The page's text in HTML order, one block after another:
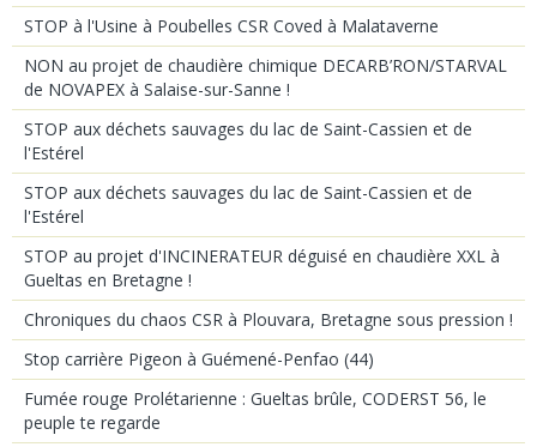
STOP à l'Usine à Poubelles CSR Coved à Malataverne
NON au projet de chaudière chimique DECARB’RON/STARVAL
de NOVAPEX à Salaise-sur-Sanne !
STOP aux déchets sauvages du lac de Saint-Cassien et de
l'Estérel
STOP aux déchets sauvages du lac de Saint-Cassien et de
l'Estérel
STOP au projet d'INCINERATEUR déguisé en chaudière XXL à
Gueltas en Bretagne !
Chroniques du chaos CSR à Plouvara, Bretagne sous pression !
Stop carrière Pigeon à Guémené-Penfao (44)
Fumée rouge Prolétarienne : Gueltas brûle, CODERST 56, le
peuple te regarde